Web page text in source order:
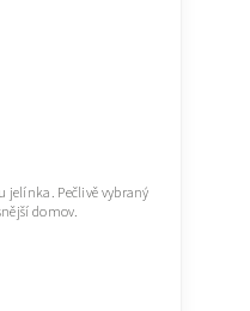
jelínka. Pečlivě vybraný
domov.